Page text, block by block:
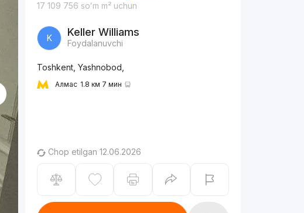
17 109 756 soʻm m² uchun
K Keller Williams
Foydalanuvchi
Toshkent, Yashnobod,
Алмас 1.8 км 7 мин
Chop etilgan 12.06.2026